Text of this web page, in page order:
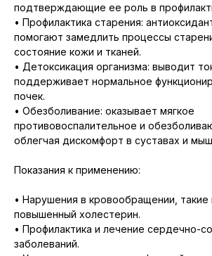
подтверждающие ее роль в
• Профилактика старения:
помогают замедлить процессы
состояние кожи и тканей.
• Детоксикация организма: выводит
поддерживает нормальное
почек.
• Обезболивание: оказывает мягкое
противовоспалительное и
облегчая дискомфорт в суставах и
Показания к применению:
• Нарушения в кровообращении, такие
повышенный холестерин.
• Профилактика и лечение сердечно-
заболеваний.